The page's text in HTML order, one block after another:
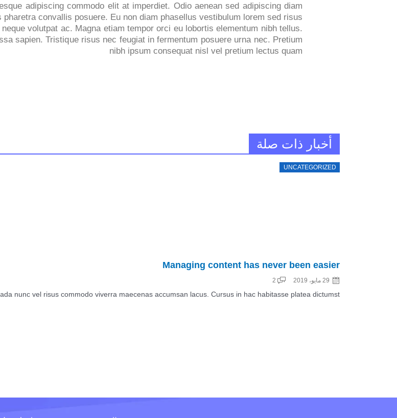
adipiscing commodo elit at imperdiet. Odio aenean sed adipiscing diam
convallis posuere. Eu non diam phasellus vestibulum lorem sed risus
volutpat ac. Magna etiam tempor orci eu lobortis elementum nibh tellus.
sapien. Tristique risus nec feugiat in fermentum posuere urna nec. Pretium
nibh ipsum consequat nisl vel pretium lectus quam
أخبار ذات صلة
UNCATEGORIZED
Managing content has never been easier
29 مايو، 2019 2
nunc vel risus commodo viverra maecenas accumsan lacus. Cursus in hac habitasse platea dictumst ...